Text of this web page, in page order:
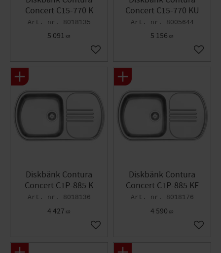
Concert C15-770 K
8018135
5 091 KR
Lägg till i favoriter
Concert C15-770 KU
8005644
5 156 KR
Lägg
Diskbänk Contura
Concert C1P-885 K
8018136
4 427 KR
Lägg till i favoriter
Diskbänk Contura
Concert C1P-885 KF
8018176
4 590 KR
Lägg